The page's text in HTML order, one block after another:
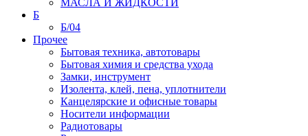
МАСЛА И ЖИДКОСТИ
Б
Б/04
Прочее
Бытовая техника, автотовары
Бытовая химия и средства ухода
Замки, инструмент
Изолента, клей, пена, уплотнители
Канцелярские и офисные товары
Носители информации
Радиотовары